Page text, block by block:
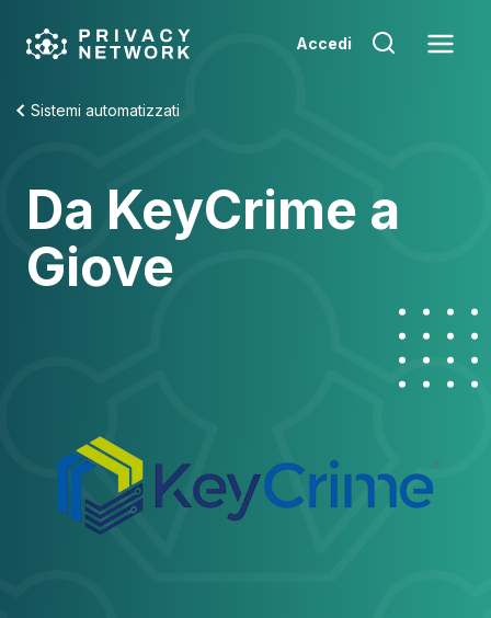
content
Accedi
Sistemi automatizzati
Da KeyCrime a
Giove